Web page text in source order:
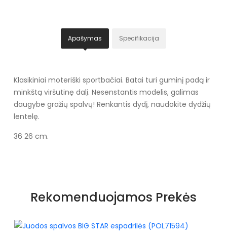
Apašymas Specifikacija
Klasikiniai moteriški sportbačiai. Batai turi guminį padą ir
minkštą viršutinę dalį. Nesenstantis modelis, galimas
daugybe gražių spalvų! Renkantis dydį, naudokite dydžių
lentelę.
36 26 cm.
Siūlome rinktis tokį dydį, kokį
Rekomenduojamos Prekės